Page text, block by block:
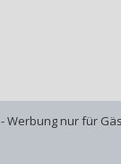
- Werbung nur für